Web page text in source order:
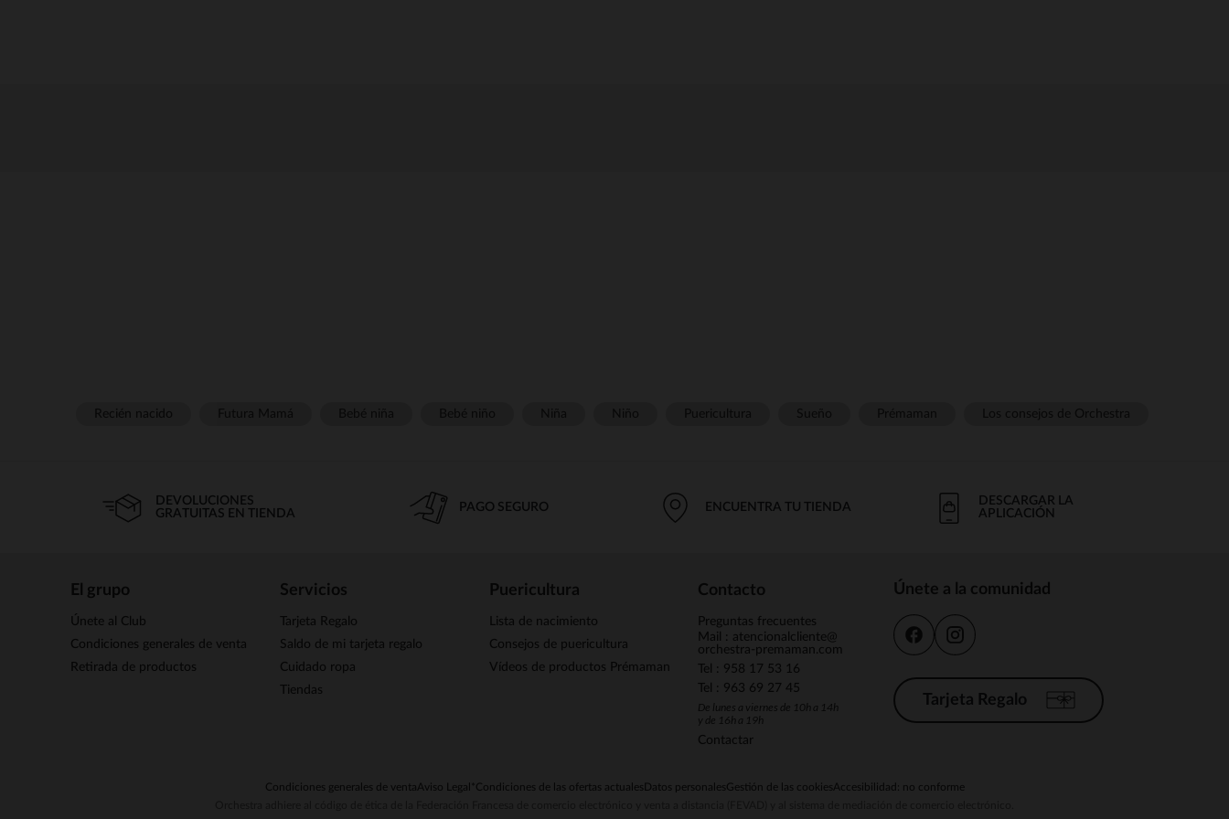
DEVOLUCIONES
GRATUITAS EN TIENDA
PAGO SEGURO ENCUENTRA TU TIENDA
DESCARGAR LA
APLICACIÓN
El grupo
Únete al Club
Condiciones generales de venta
Retirada de productos
Servicios
Tarjeta Regalo
Saldo de mi tarjeta regalo
Cuidado ropa
Tiendas
Puericultura
Lista de nacimiento
Consejos de puericultura
Vídeos de productos Prémaman
Contacto
Preguntas frecuentes
Mail : atencionalcliente@
orchestra-premaman.com
Tel : 958 17 53 16
Tel : 963 69 27 45
De lunes a viernes de 10h a 14h
y de 16h a 19h
Contactar
Únete a la comunidad
Tarjeta Regalo
Condiciones generales de ventaAviso Legal *Condiciones de las ofertas actuales Datos personalesGestión de las cookiesAccesibilidad: no conforme